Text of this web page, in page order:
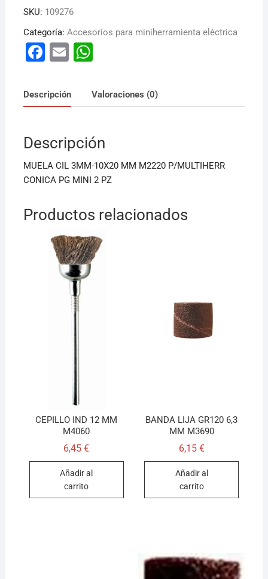
cantidad
SKU: 109276
Categoría: Accesorios para miniherramienta eléctrica
F
c
e
o
o
k
E
ai
l
W
at
s
p
p
Descripción Valoraciones (0)
Descripción
MUELA CIL 3MM-10X20 MM M2220 P/MULTIHERR
CONICA PG MINI 2 PZ
Productos relacionados
CEPILLO IND 12 MM
M4060
6,45€
Añadir al
carrito
BANDA LIJA GR120 6,3
MM M3690
6,15 €
Añadir al
carrito